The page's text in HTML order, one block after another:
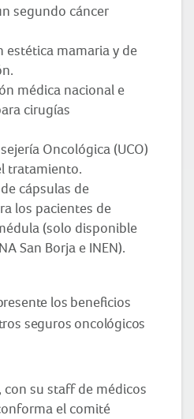
segundo cáncer
estética mamaria y de
médica nacional e
cirugías
Oncológica (UCO)
tratamiento.
cápsulas de
los pacientes de
(solo disponible
San Borja e INEN).
los beneficios
seguros oncológicos
con su staff de médicos
el comité